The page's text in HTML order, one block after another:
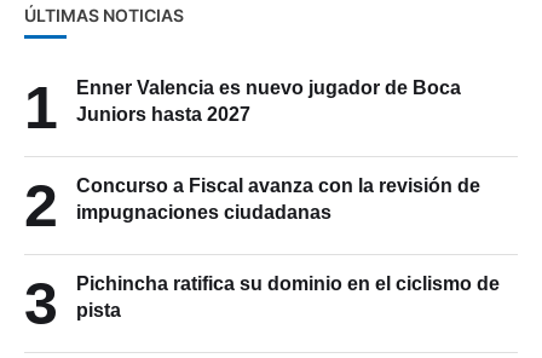
ÚLTIMAS NOTICIAS
1
Enner Valencia es nuevo jugador de Boca
Juniors hasta 2027
2
Concurso a Fiscal avanza con la revisión de
impugnaciones ciudadanas
3
Pichincha ratifica su dominio en el ciclismo de
pista